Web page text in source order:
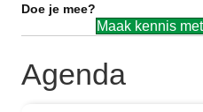
Doe je mee?
Maak kennis
Agenda